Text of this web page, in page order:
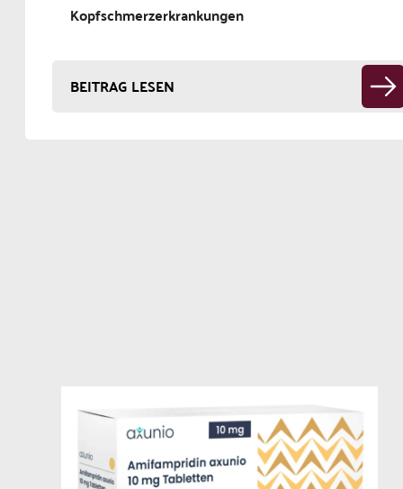
Kopfschmerzerkrankungen
BEITRAG LESEN